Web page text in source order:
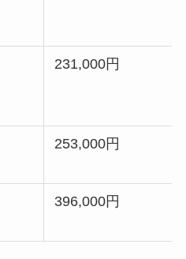
231,000円
253,000円
396,000円